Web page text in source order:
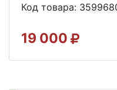
Код товара:
19 000